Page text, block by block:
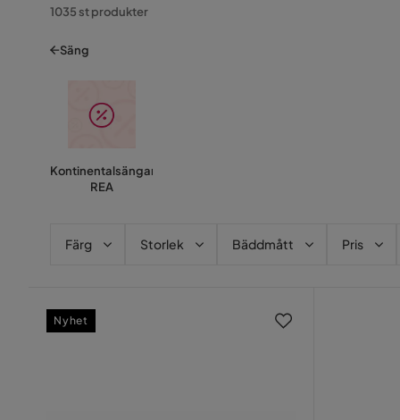
1035 st produkter
Säng
Kontinentalsängar
REA
Färg Storlek Bäddmått Pris
Nyhet